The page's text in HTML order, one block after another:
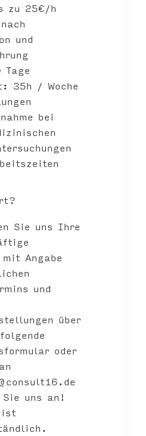
zu 25€/h
und
35h / Woche
bei
Sie uns Ihre
mit Angabe
und
über
oder
uns an!
ist